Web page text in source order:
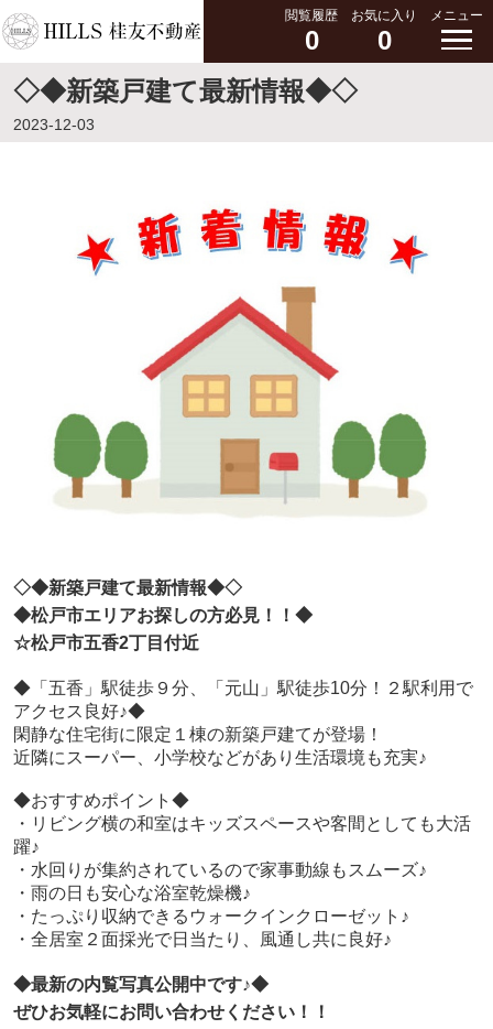
閲覧履歴
0
お気に入り
0
メニュー
◇◆新築戸建て最新情報◆◇
2023-12-03
◇◆新築戸建て最新情報◆◇
◆松戸市エリアお探しの方必見！！◆
☆松戸市五香2丁目付近
◆「五香」駅徒歩９分、「元山」駅徒歩10分！２駅利用で
アクセス良好♪◆
閑静な住宅街に限定１棟の新築戸建てが登場！
近隣にスーパー、小学校などがあり生活環境も充実♪
◆おすすめポイント◆
・リビング横の和室はキッズスペースや客間としても大活
躍♪
・水回りが集約されているので家事動線もスムーズ♪
・雨の日も安心な浴室乾燥機♪
・たっぷり収納できるウォークインクローゼット♪
・全居室２面採光で日当たり、風通し共に良好♪
◆最新の内覧写真公開中です♪◆
ぜひお気軽にお問い合わせください！！